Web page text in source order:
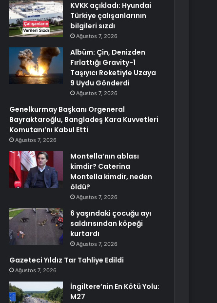
KVKK açıkladı: Hyundai
Türkiye çalışanlarının
bilgileri sızdı
Ağustos 7, 2026
Albüm: Çin, Denizden
Fırlattığı Gravity-1
Taşıyıcı Roketiyle Uzaya
9 Uydu Gönderdi
Ağustos 7, 2026
Genelkurmay Başkanı Orgeneral
Bayraktaroğlu, Bangladeş Kara Kuvvetleri
Komutanı’nı Kabul Etti
Ağustos 7, 2026
Montella’nın ablası
kimdir? Caterina
Montella kimdir, neden
öldü?
Ağustos 7, 2026
6 yaşındaki çocuğu ayı
saldırısından köpeği
kurtardı
Ağustos 7, 2026
Gazeteci Yıldız Tar Tahliye Edildi
Ağustos 7, 2026
İngiltere’nin En Kötü Yolu:
M27